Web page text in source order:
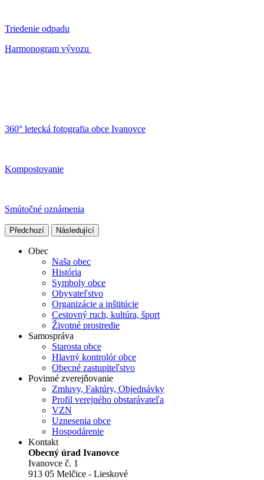
Triedenie odpadu
Harmonogram vývozu
360° letecká fotografia obce Ivanovce
Kompostovanie
Smútočné oznámenia
Předchozí Následující
Obec
Naša obec
História
Symboly obce
Obyvateľstvo
Organizácie a inštitúcie
Cestovný ruch, kultúra, šport
Životné prostredie
Samospráva
Starosta obce
Hlavný kontrolór obce
Obecné zastupiteľstvo
Povinné zverejňovanie
Zmluvy, Faktúry, Objednávky
Profil verejného obstarávateľa
VZN
Uznesenia obce
Hospodárenie
Kontakt
Obecný úrad Ivanovce
Ivanovce č. 1
913 05 Melčice - Lieskové